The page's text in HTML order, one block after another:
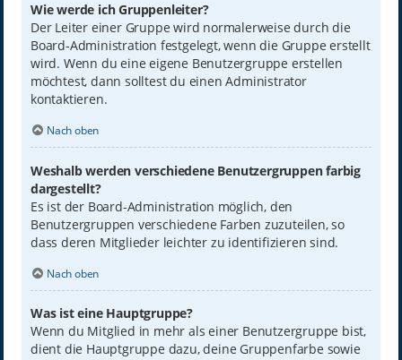
Wie werde ich Gruppenleiter?
Der Leiter einer Gruppe wird normalerweise durch die
Board-Administration festgelegt, wenn die Gruppe erstellt
wird. Wenn du eine eigene Benutzergruppe erstellen
möchtest, dann solltest du einen Administrator
kontaktieren.
Nach oben
Weshalb werden verschiedene Benutzergruppen farbig
dargestellt?
Es ist der Board-Administration möglich, den
Benutzergruppen verschiedene Farben zuzuteilen, so
dass deren Mitglieder leichter zu identifizieren sind.
Nach oben
Was ist eine Hauptgruppe?
Wenn du Mitglied in mehr als einer Benutzergruppe bist,
dient die Hauptgruppe dazu, deine Gruppenfarbe sowie